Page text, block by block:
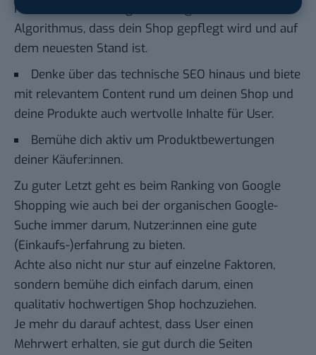
Produktbeschreibungen. Das signalisiert dem
Algorithmus, dass dein Shop gepflegt wird und auf
dem neuesten Stand ist.
Denke über das technische SEO hinaus und biete
mit relevantem Content rund um deinen Shop und
deine Produkte auch wertvolle Inhalte für User.
Bemühe dich aktiv um Produktbewertungen
deiner Käufer:innen.
Zu guter Letzt geht es beim Ranking von Google
Shopping wie auch bei der organischen Google-
Suche immer darum, Nutzer:innen eine gute
(Einkaufs-)erfahrung zu bieten.
Achte also nicht nur stur auf einzelne Faktoren,
sondern bemühe dich einfach darum, einen
qualitativ hochwertigen Shop hochzuziehen.
Je mehr du darauf achtest, dass User einen
Mehrwert erhalten, sie gut durch die Seiten